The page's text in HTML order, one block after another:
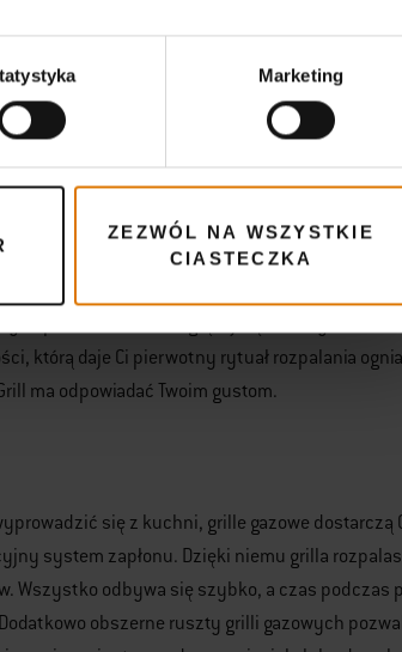
Marketing
ZEZWÓL NA WSZYSTKIE
CIASTECZKA
Crafted zrobisz wszystko to, co w kuchni,
powietrzu.
potrzebach.. Nie oglądaj się na innych. Jeśli
którą daje Ci pierwotny rytuał rozpalania
ma odpowiadać Twoim gustom.
się z kuchni, grille gazowe dostarczą
system zapłonu. Dzięki niemu grilla
Wszystko odbywa się szybko, a czas podczas
obszerne ruszty grilli gazowych